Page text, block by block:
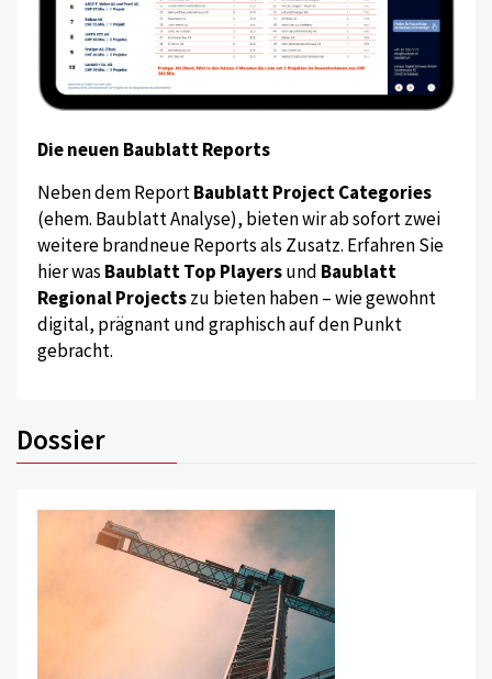
Die neuen Baublatt Reports
Neben dem ReportBaublatt Project Categories
(ehem. Baublatt Analyse), bieten wir ab sofort zwei
weitere brandneue Reports als Zusatz. Erfahren Sie
hier was Baublatt Top Playersund Baublatt
Regional Projectszu bieten haben – wie gewohnt
digital, prägnant und graphisch auf den Punkt
gebracht.
Dossier